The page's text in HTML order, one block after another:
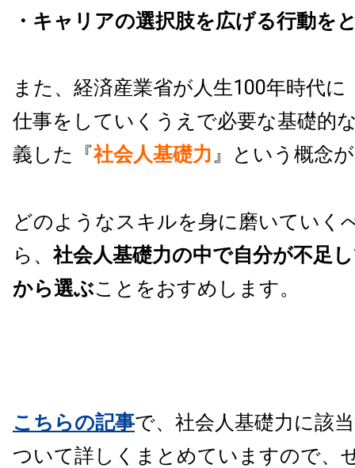
・キャリアの選択肢を広げる行動を
また、 経済産業省が人生100年時代に
仕事をしていくうえで必要な基礎的
義した『社会人基礎力』という概念
どのようなスキルを身に磨いていく
ら、 社会人基礎力の中で自分が不足
から選ぶことをおすめします。
こちらの記事で、社会人基礎力に該
ついて詳しくまとめていますので、